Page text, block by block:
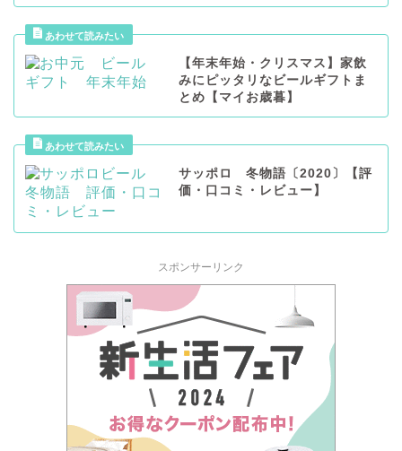
【年末年始・クリスマス】家飲
みにピッタリなビールギフトま
とめ【マイお歳暮】
サッポロ 冬物語〔2020〕【評
価・口コミ・レビュー】
スポンサーリンク